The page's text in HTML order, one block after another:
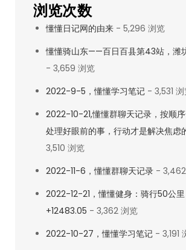
记
浏览次数
懂懂日记网的由来 - 5,296 浏览
懂懂骑山东——百日百县第43站，潍
- 3,659 浏览
2022-9-5，懂懂学习笔记 - 3,531
2022-10-21,懂懂群聊天记录，按顺
处理好眼前的事，行动才是解决焦虑
3,510 浏览
2022-11-6，懂懂群聊天记录 -
2022-12-21，懂懂健身：骑行50公里
+12483.05 - 3,362 浏览
2022-10-27，懂懂学习笔记 - 3,191